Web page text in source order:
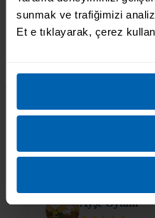
sunmak ve trafiğimizi
Et e tıklayarak, çerez
Ne Diyor?
yayınlanmış, İstanbul'un farklı
Ayşe Oytam